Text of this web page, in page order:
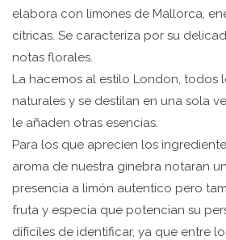
elabora con limones de Mallorca,
cítricas. Se caracteriza por su
notas florales.
La hacemos al estilo London, todos
naturales y se destilan en una sola
le añaden otras esencias.
Para los que aprecien los
aroma de nuestra ginebra notaran
presencia a limón autentico pero
fruta y especia que potencian su
difíciles de identificar, ya que entre